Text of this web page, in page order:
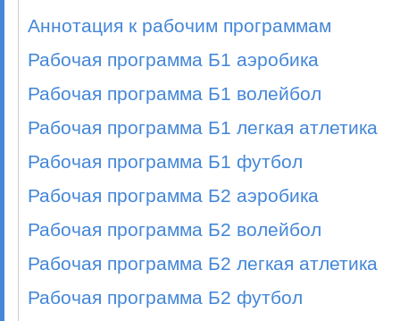
Аннотация к рабочим программам
Рабочая программа Б1 аэробика
Рабочая программа Б1 волейбол
Рабочая программа Б1 легкая атлетика
Рабочая программа Б1 футбол
Рабочая программа Б2 аэробика
Рабочая программа Б2 волейбол
Рабочая программа Б2 легкая атлетика
Рабочая программа Б2 футбол